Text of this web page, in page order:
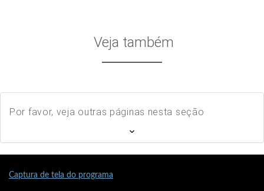
Veja também
Por favor, veja outras páginas nesta seção
Captura de tela do programa